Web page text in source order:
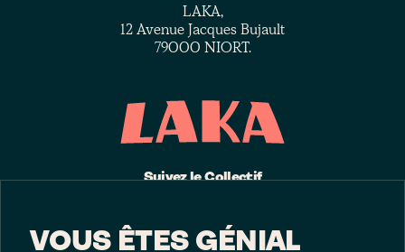
LAKA,
12 Avenue Jacques Bujault
79000 NIORT.
Suivez le Collectif
VOUS ÊTES GÉNIAL